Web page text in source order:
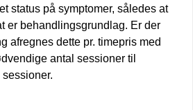
status på symptomer, således at
er behandlingsgrundlag. Er der
afregnes dette pr. timepris med
antal sessioner til